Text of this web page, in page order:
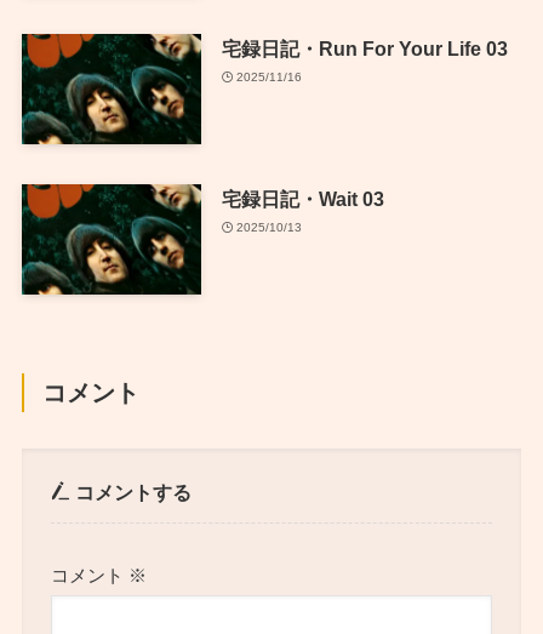
宅録日記・Run For Your Life 03
2025/11/16
宅録日記・Wait 03
2025/10/13
コメント
コメントする
コメント ※